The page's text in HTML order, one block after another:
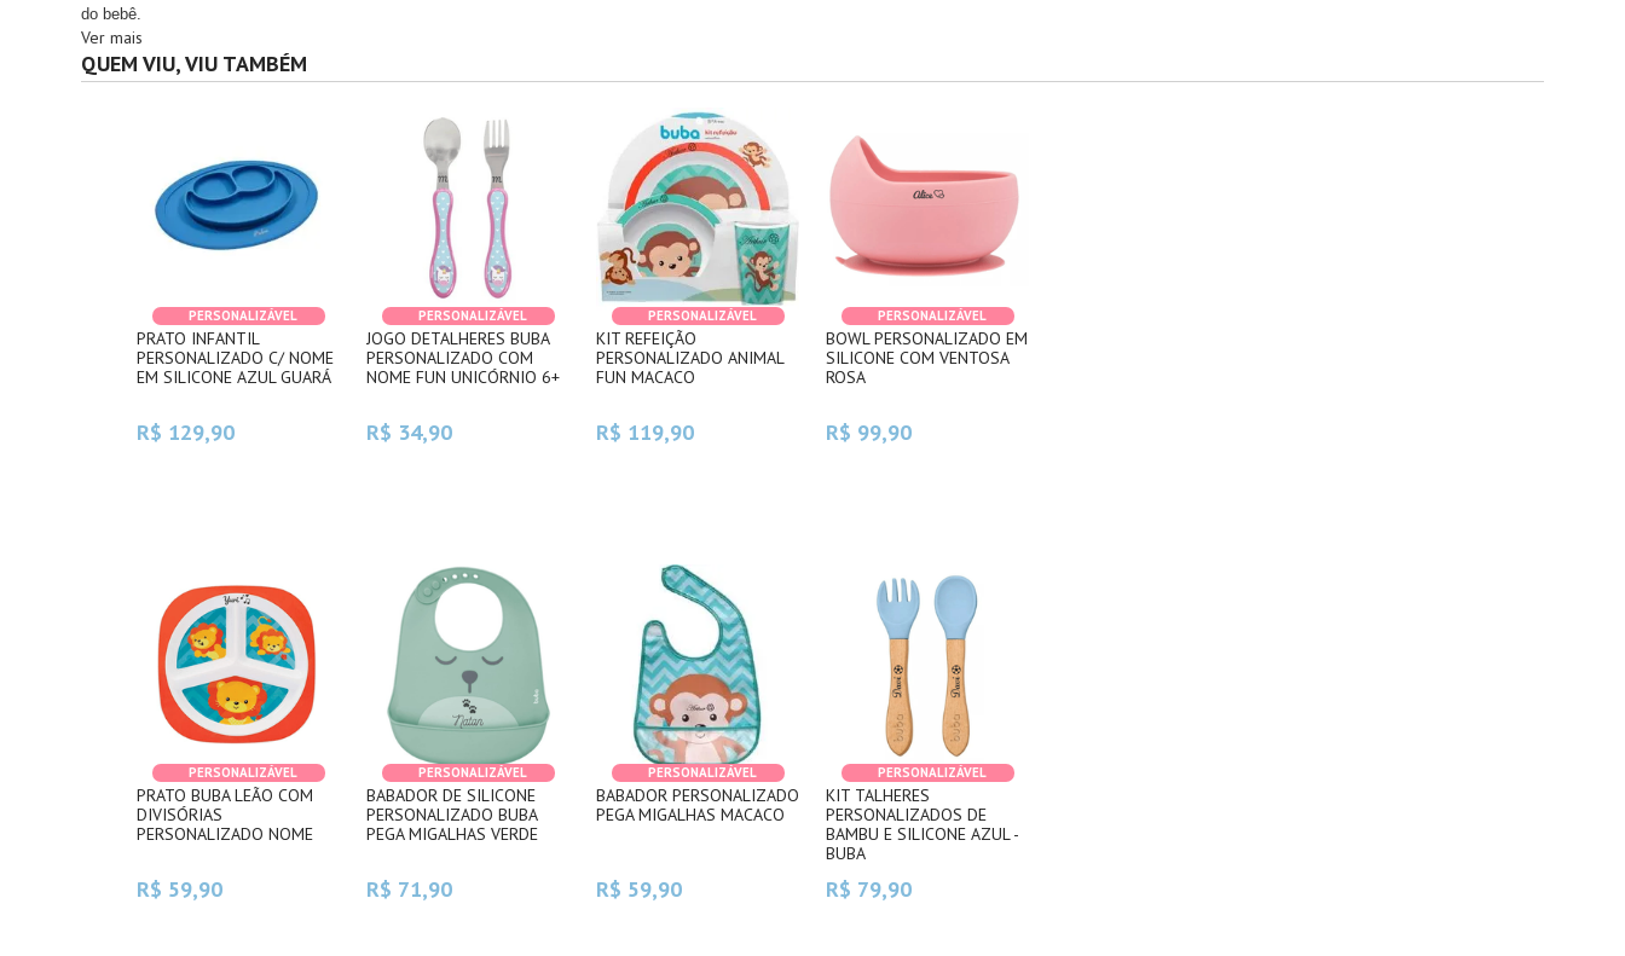
do bebê.
Ver mais
QUEM VIU, VIU TAMBÉM
PERSONALIZÁVEL
PRATO INFANTIL
PERSONALIZADO C/ NOME
EM SILICONE AZUL GUARÁ
R$ 129,90
PERSONALIZÁVEL
PRATO BUBA LEÃO COM
DIVISÓRIAS
PERSONALIZADO NOME
R$ 59,90
PERSONALIZÁVEL
JOGO DETALHERES BUBA
PERSONALIZADO COM
NOME FUN UNICÓRNIO 6+
R$ 34,90
PERSONALIZÁVEL
BABADOR DE SILICONE
PERSONALIZADO BUBA
PEGA MIGALHAS VERDE
R$ 71,90
PERSONALIZÁVEL
KIT REFEIÇÃO
PERSONALIZADO ANIMAL
FUN MACACO
R$ 119,90
PERSONALIZÁVEL
BABADOR PERSONALIZADO
PEGA MIGALHAS MACACO
R$ 59,90
PERSONALIZÁVEL
BOWL PERSONALIZADO EM
SILICONE COM VENTOSA
ROSA
R$ 99,90
PERSONALIZÁVEL
KIT TALHERES
PERSONALIZADOS DE
BAMBU E SILICONE AZUL -
BUBA
R$ 79,90